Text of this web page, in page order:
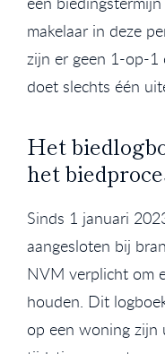
makelaar in deze
zijn er geen 1-op-1
doet slechts één
Het
het
Sinds 1 januari
aangesloten bij
NVM verplicht om
houden. Dit
op een woning zijn